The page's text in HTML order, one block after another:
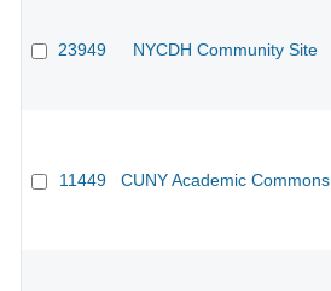
23949 NYCDH Community Site
11449 CUNY Academic Commons